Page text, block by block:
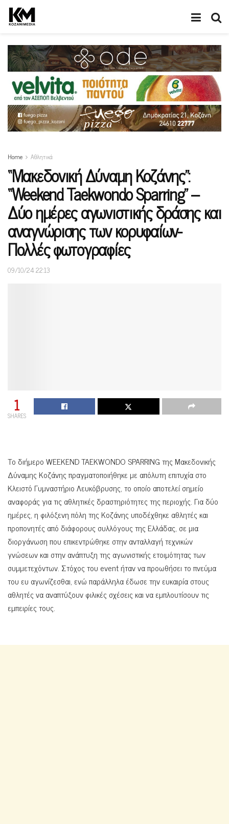
Home Αθλητικά
“Μακεδονική Δύναμη Κοζάνης”:
“Weekend Taekwondo Sparring” –
Δύο ημέρες αγωνιστικής δράσης και
αναγνώρισης των κορυφαίων-
Πολλές φωτογραφίες
09/10/24 22:13
1
SHARES
Το διήμερο WEEKEND TAEKWONDO SPARRING της Μακεδονικής
Δύναμης Κοζάνης πραγματοποιήθηκε με απόλυτη επιτυχία στο
Κλειστό Γυμναστήριο Λευκόβρυσης, το οποίο αποτελεί σημείο
αναφοράς για τις αθλητικές δραστηριότητες της περιοχής. Για δύο
ημέρες, η φιλόξενη πόλη της Κοζάνης υποδέχθηκε αθλητές και
προπονητές από διάφορους συλλόγους της Ελλάδας, σε μια
διοργάνωση που επικεντρώθηκε στην ανταλλαγή τεχνικών
γνώσεων και στην ανάπτυξη της αγωνιστικής ετοιμότητας των
συμμετεχόντων. Στόχος του event ήταν να προωθήσει το πνεύμα
του ευ αγωνίζεσθαι, ενώ παράλληλα έδωσε την ευκαιρία στους
αθλητές να αναπτύξουν φιλικές σχέσεις και να εμπλουτίσουν τις
εμπειρίες τους.